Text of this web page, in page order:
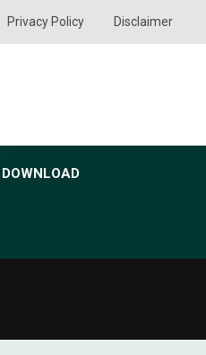
Privacy Policy Disclaimer
DOWNLOAD